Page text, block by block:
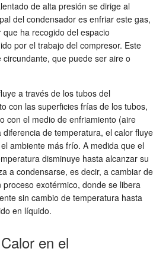
de alta presión se dirige al
del condensador es enfriar este gas,
ha recogido del espacio
por el trabajo del compresor. Este
que puede ser aire o
a través de los tubos del
con las superficies frías de los tubos,
con el medio de enfriamiento (aire
de temperatura, el calor fluye
ambiente más frío. A medida que el
disminuye hasta alcanzar su
a condensarse, es decir, a cambiar de
exotérmico, donde se libera
sin cambio de temperatura hasta
en líquido.
en el